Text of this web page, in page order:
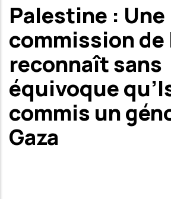
Palestine : Une
commission de
reconnaît sans
équivoque
commis un
Gaza